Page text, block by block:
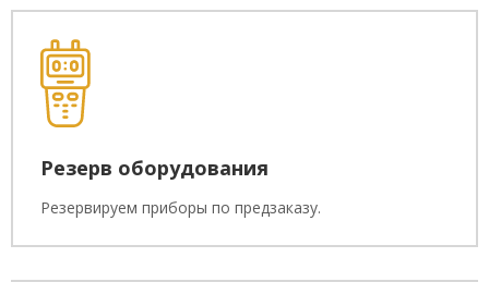
Резерв оборудования
Резервируем приборы по предзаказу.